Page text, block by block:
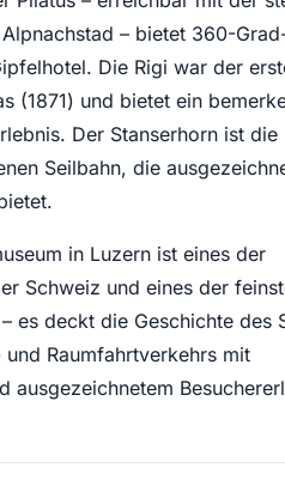
– bietet 360-
Die Rigi war der
(1871) und bietet ein
Der Stanserhorn ist die
Seilbahn, die
in Luzern ist eines der
Schweiz und eines der
es deckt die Geschichte des
Raumfahrtverkehrs mit
ausgezeichnetem